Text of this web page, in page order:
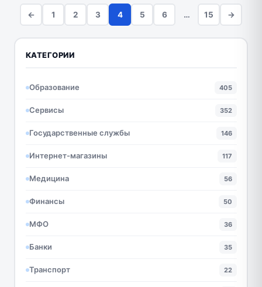
← 1 2 3 4 5 6 … 15 →
КАТЕГОРИИ
Образование 405
Сервисы 352
Государственные службы 146
Интернет-магазины 117
Медицина 56
Финансы 50
МФО 36
Банки 35
Транспорт 22